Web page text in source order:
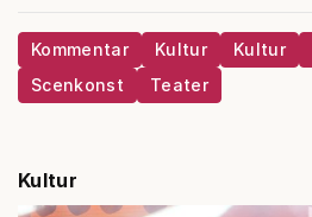
Kommentar Kultur Kultur
Scenkonst
Teater
Kultur